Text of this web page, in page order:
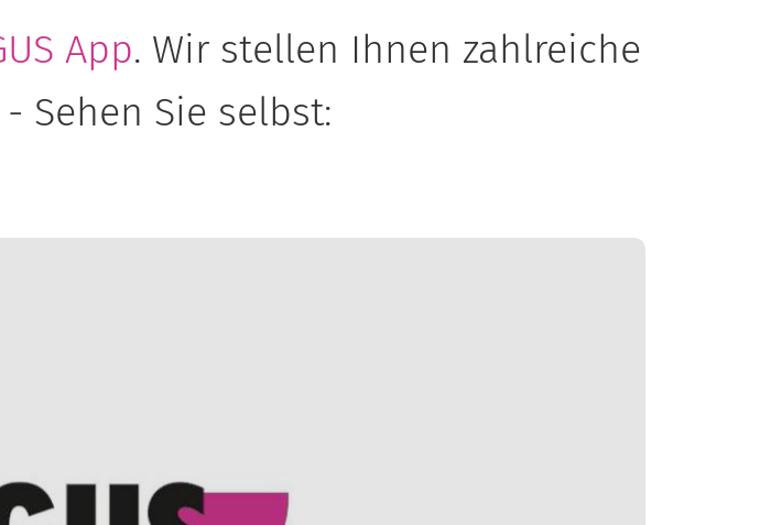
App. Wir stellen Ihnen zahlreiche
Sehen Sie selbst: